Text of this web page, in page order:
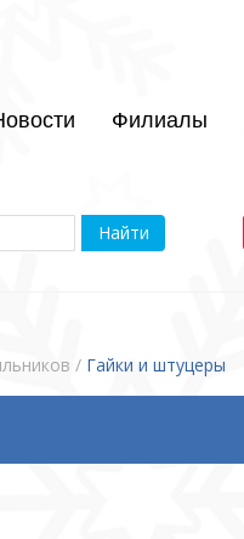
Филиалы
Найти
/ Гайки и штуцеры